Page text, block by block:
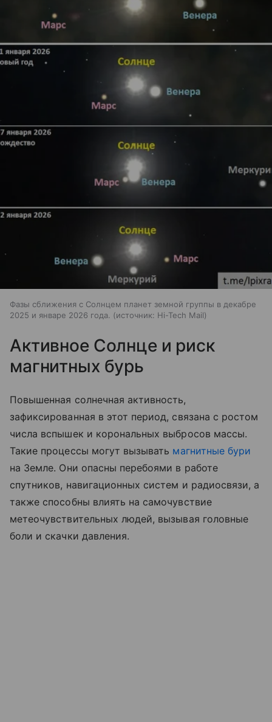
Фазы сближения с Солнцем планет земной группы в декабре
2025 и январе 2026 года.
источник: Hi-Tech Mail
Активное Солнце и риск
магнитных бурь
Повышенная солнечная активность,
зафиксированная в этот период, связана с ростом
числа вспышек и корональных выбросов массы.
Такие процессы могут вызывать магнитные бури
на Земле. Они опасны перебоями в работе
спутников, навигационных систем и радиосвязи, а
также способны влиять на самочувствие
метеочувствительных людей, вызывая головные
боли и скачки давления.